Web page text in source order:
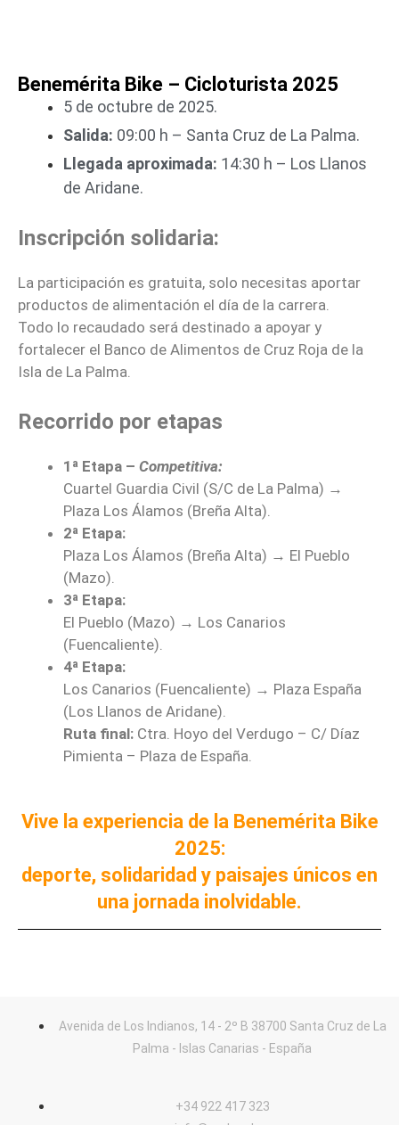
Benemérita Bike – Cicloturista 2025
5 de octubre de 2025.
Salida: 09:00 h – Santa Cruz de La Palma.
Llegada aproximada: 14:30 h – Los Llanos
de Aridane.
Inscripción solidaria:
La participación es gratuita, solo necesitas aportar
productos de alimentación el día de la carrera.
Todo lo recaudado será destinado a apoyar y
fortalecer el Banco de Alimentos de Cruz Roja de la
Isla de La Palma.
Recorrido por etapas
1ª Etapa – Competitiva:
Cuartel Guardia Civil (S/C de La Palma) →
Plaza Los Álamos (Breña Alta).
2ª Etapa:
Plaza Los Álamos (Breña Alta) → El Pueblo
(Mazo).
3ª Etapa:
El Pueblo (Mazo) → Los Canarios
(Fuencaliente).
4ª Etapa:
Los Canarios (Fuencaliente) → Plaza España
(Los Llanos de Aridane).
Ruta final: Ctra. Hoyo del Verdugo – C/ Díaz
Pimienta – Plaza de España.
Vive la experiencia de la Benemérita Bike
2025:
deporte, solidaridad y paisajes únicos en
una jornada inolvidable.
Avenida de Los Indianos, 14 - 2º B 38700 Santa Cruz de La
Palma - Islas Canarias - España
+34 922 417 323